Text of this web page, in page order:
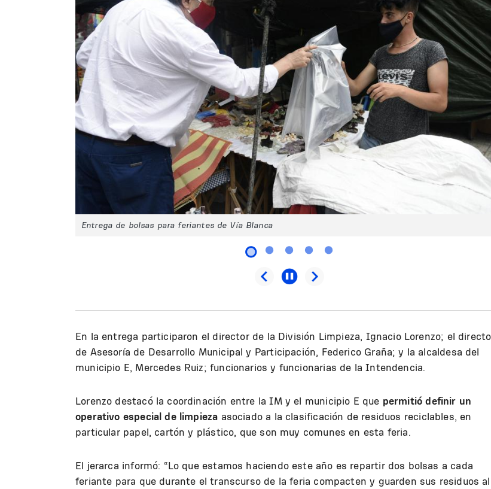
Entrega de bolsas para feriantes de Vía Blanca
En la entrega participaron el director de la División Limpieza, Ignacio Lorenzo; el
de Asesoría de Desarrollo Municipal y Participación, Federico Graña; y la alcaldesa del
municipio E, Mercedes Ruiz; funcionarios y funcionarias de la Intendencia.
Lorenzo destacó la coordinación entre la IM y el municipio E que permitió definir un
operativo especial de limpieza asociado a la clasificación de residuos reciclables, en
particular papel, cartón y plástico, que son muy comunes en esta feria.
El jerarca informó: “Lo que estamos haciendo este año es repartir dos bolsas a cada
feriante para que durante el transcurso de la feria compacten y guarden sus residuos